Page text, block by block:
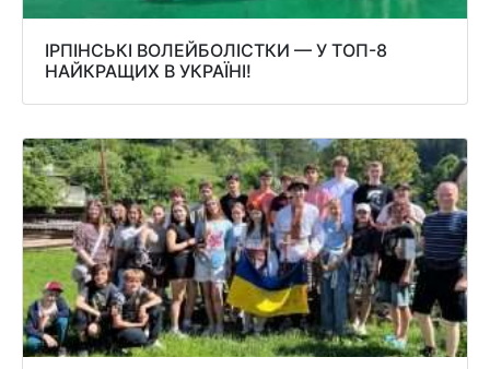
ІРПІНСЬКІ ВОЛЕЙБОЛІСТКИ — У ТОП-8
НАЙКРАЩИХ В УКРАЇНІ!